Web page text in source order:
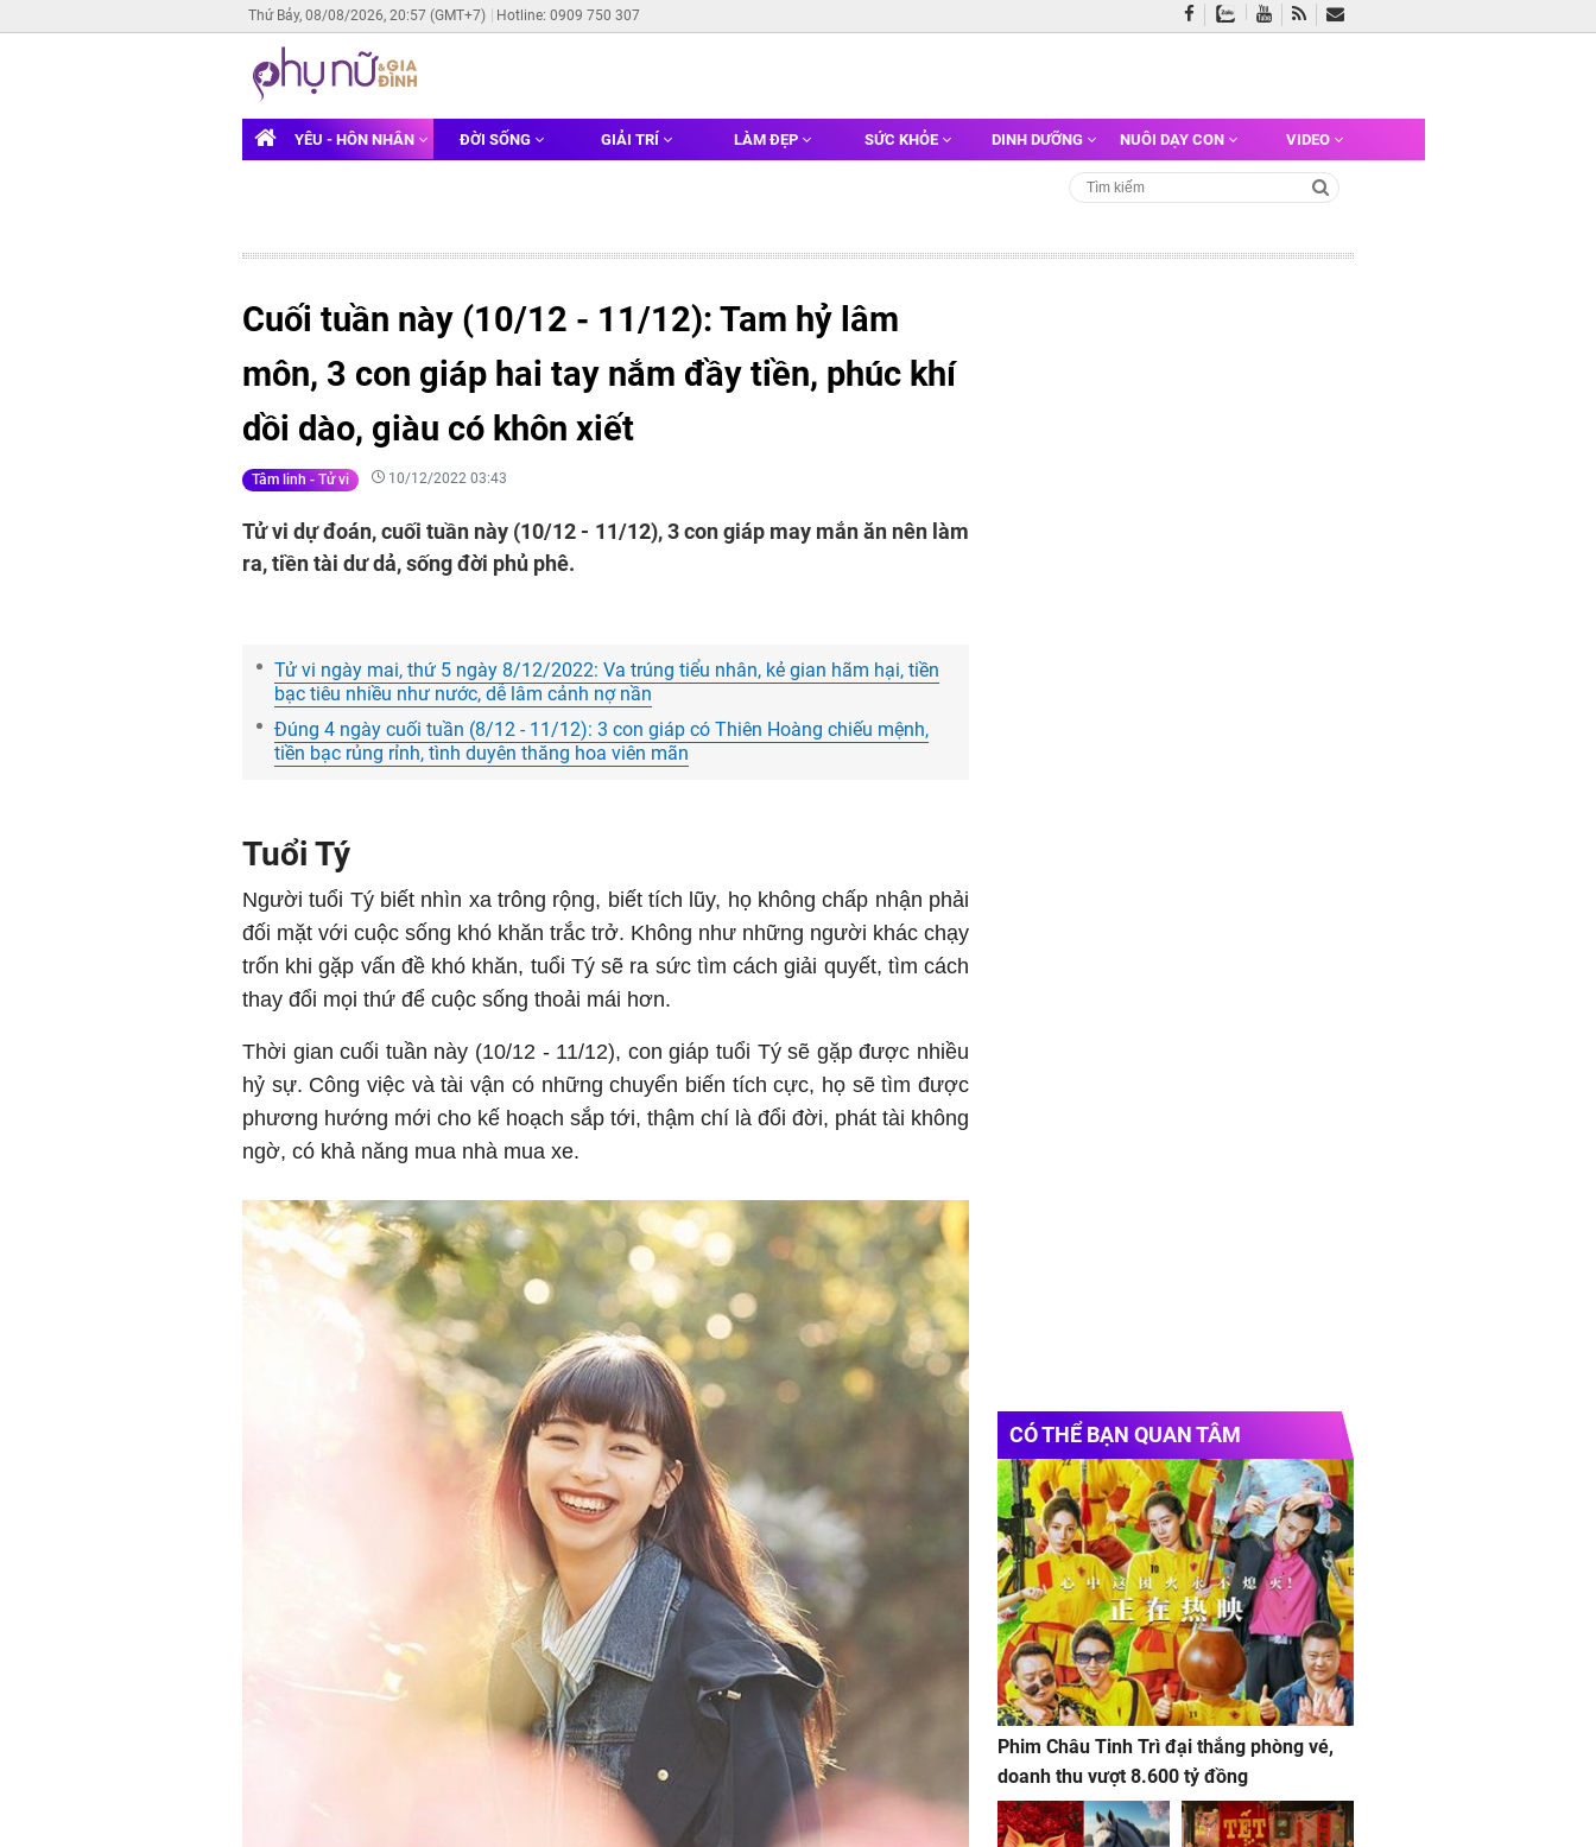
Thứ Bảy, 08/08/2026, 20:57 (GMT+7) Hotline: 0909 750 307
YÊU - HÔN NHÂN ĐỜI SỐNG GIẢI TRÍ LÀM ĐẸP SỨC KHỎE DINH DƯỠNG NUÔI DẠY CON VIDEO
Cuối tuần này (10/12 - 11/12): Tam hỷ lâm
môn, 3 con giáp hai tay nắm đầy tiền, phúc khí
dồi dào, giàu có khôn xiết
Tâm linh - Tử vi 10/12/2022 03:43
Tử vi dự đoán, cuối tuần này (10/12 - 11/12), 3 con giáp may mắn ăn nên làm
ra, tiền tài dư dả, sống đời phủ phê.
Tử vi ngày mai, thứ 5 ngày 8/12/2022: Va trúng tiểu nhân, kẻ gian hãm hại, tiền
bạc tiêu nhiều như nước, dễ lâm cảnh nợ nần
Đúng 4 ngày cuối tuần (8/12 - 11/12): 3 con giáp có Thiên Hoàng chiếu mệnh,
tiền bạc rủng rỉnh, tình duyên thăng hoa viên mãn
Tuổi Tý
Người tuổi Tý biết nhìn xa trông rộng, biết tích lũy, họ không chấp nhận phải
đối mặt với cuộc sống khó khăn trắc trở. Không như những người khác chạy
trốn khi gặp vấn đề khó khăn, tuổi Tý sẽ ra sức tìm cách giải quyết, tìm cách
thay đổi mọi thứ để cuộc sống thoải mái hơn.
Thời gian cuối tuần này (10/12 - 11/12), con giáp tuổi Tý sẽ gặp được nhiều
hỷ sự. Công việc và tài vận có những chuyển biến tích cực, họ sẽ tìm được
phương hướng mới cho kế hoạch sắp tới, thậm chí là đổi đời, phát tài không
ngờ, có khả năng mua nhà mua xe.
CÓ THỂ BẠN QUAN TÂM
Phim Châu Tinh Trì đại thắng phòng vé,
doanh thu vượt 8.600 tỷ đồng